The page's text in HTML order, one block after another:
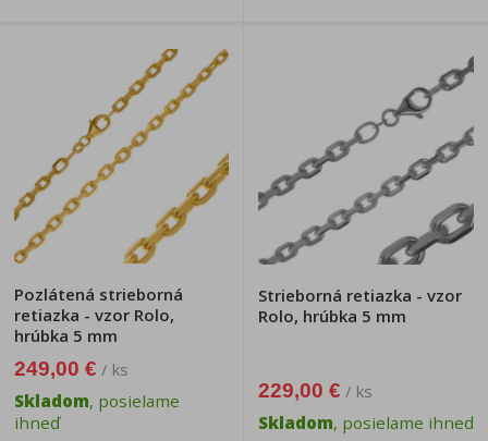
Pozlátená strieborná
retiazka - vzor Rolo,
hrúbka 5 mm
249,00 € / ks
Skladom, posielame
ihneď
Strieborná retiazka - vzor
Rolo, hrúbka 5 mm
229,00 € / ks
Skladom, posielame ihneď